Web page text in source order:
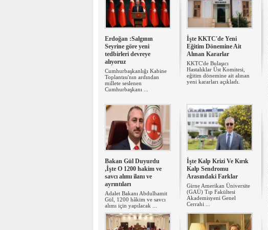
Erdoğan :Salgının
Seyrine göre yeni
tedbirleri devreye
alıyoruz
Cumhurbaşkanlığı Kabine
Toplantısı'nın ardından
millete seslenen
Cumhurbaşkanı ...
İşte KKTC'de Yeni
Eğitim Dönemine Ait
Alınan Kararlar
KKTC'de Bulaşıcı
Hastalıklar Üst Komitesi,
eğitim dönemine ait alınan
yeni kararları açıkladı.
Bakan Gül Duyurdu
,İşte O 1200 hakim ve
savcı alımı ilanı ve
ayrıntıları
Adalet Bakanı Abdulhamit
Gül, 1200 hâkim ve savcı
alımı için yapılacak ...
İşte Kalp Krizi Ve Kırık
Kalp Sendromu
Arasındaki Farklar
Girne Amerikan Üniversite
(GAÜ) Tıp Fakültesi
Akademisyeni Genel
Cerrahi ...